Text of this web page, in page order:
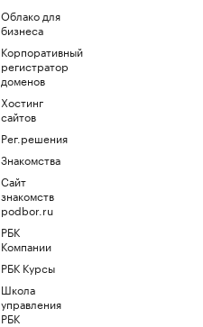
Облако для
бизнеса
Корпоративный
регистратор
доменов
Хостинг
сайтов
Рег.решения
Знакомства
Сайт
знакомств
podbor.ru
РБК
Компании
РБК Курсы
Школа
управления
РБК